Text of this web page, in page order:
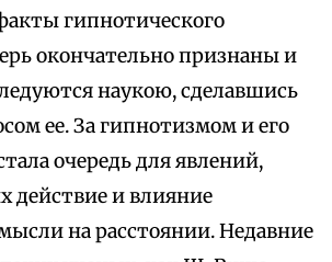
гипнотического
окончательно признаны и
наукою, сделавшись
ее. За гипнотизмом и его
очередь для явлений,
действие и влияние
на расстоянии. Недавние